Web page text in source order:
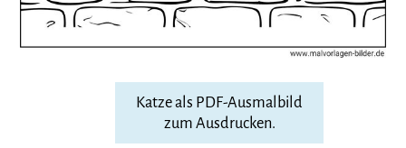
Katze als PDF-Ausmalbild
zum Ausdrucken.